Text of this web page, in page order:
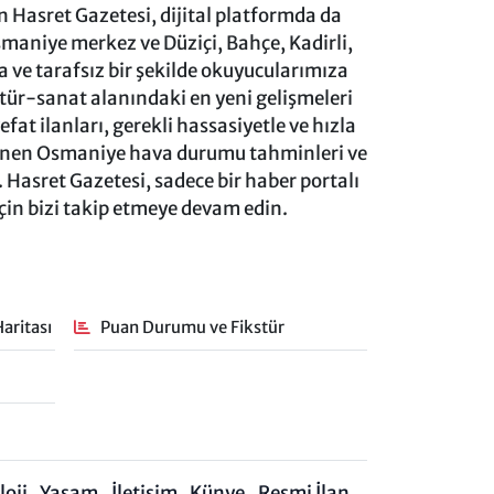
Hasret Gazetesi, dijital platformda da
merkez ve Düziçi, Bahçe, Kadirli,
tarafsız bir şekilde okuyucularımıza
sanat alanındaki en yeni gelişmeleri
ilanları, gerekli hassasiyetle ve hızla
Osmaniye hava durumu tahminleri ve
Gazetesi, sadece bir haber portalı
bizi takip etmeye devam edin.
Puan Durumu ve Fikstür